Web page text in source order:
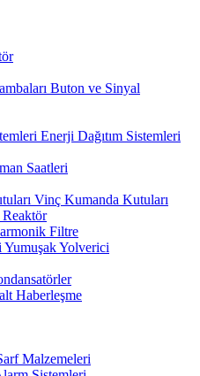
Buton ve Sinyal
Enerji Dağıtım Sistemleri
Saatleri
Vinç Kumanda Kutuları
Filtre
Yumuşak Yolverici
Haberleşme
Malzemeleri